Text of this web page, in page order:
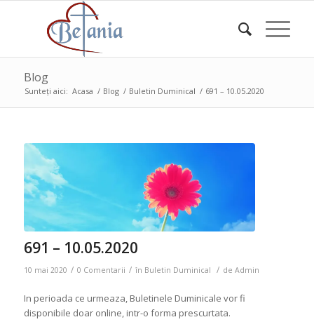
Blog
Sunteți aici: Acasa / Blog / Buletin Duminical / 691 – 10.05.2020
691 – 10.05.2020
10 mai 2020 / 0 Comentarii / în Buletin Duminical / de Admin
In perioada ce urmeaza, Buletinele Duminicale vor fi
disponibile doar online, intr-o forma prescurtata.